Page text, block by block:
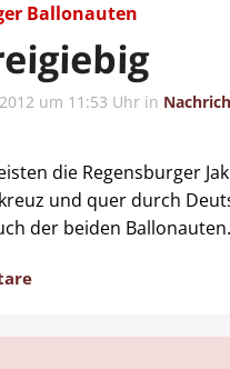
Ballonauten
um 11:53 Uhr in
die Regensburger
und quer durch
der beiden Ballonauten.